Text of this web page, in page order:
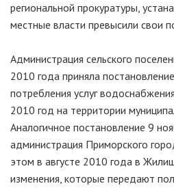
региональной прокуратуры,
местные власти превысили свои
Администрация сельского
2010 года приняла
потребления услуг
2010 год на территории
Аналогичное постановление 9
администрация Приморского
этом в августе 2010 года в
изменения, которые передают